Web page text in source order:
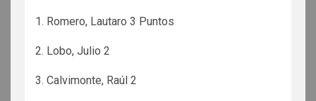
1. Romero, Lautaro 3 Puntos
2. Lobo, Julio 2
3. Calvimonte, Raúl 2